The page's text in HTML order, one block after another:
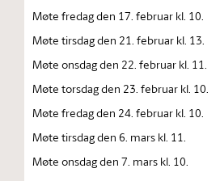
Møte fredag den 17. februar kl. 10.
Møte tirsdag den 21. februar kl. 13.
Møte onsdag den 22. februar kl. 11.
Møte torsdag den 23. februar kl. 10.
Møte fredag den 24. februar kl. 10.
Møte tirsdag den 6. mars kl. 11.
Møte onsdag den 7. mars kl. 10.